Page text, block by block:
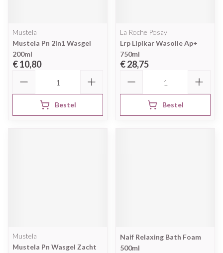
Mustela
Mustela Pn 2in1 Wasgel
200ml
€ 10,80
Bestel
La Roche Posay
Lrp Lipikar Wasolie Ap+
750ml
€ 28,75
Bestel
Mustela
Mustela Pn Wasgel Zacht
Naif Relaxing Bath Foam
500ml